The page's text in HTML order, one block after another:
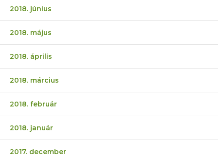
2018. június
2018. május
2018. április
2018. március
2018. február
2018. január
2017. december